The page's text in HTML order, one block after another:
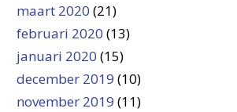
maart 2020 (21)
februari 2020 (13)
januari 2020 (15)
december 2019 (10)
november 2019 (11)